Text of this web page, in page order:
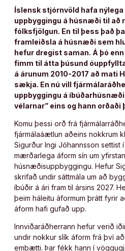
Íslensk stjórnvöld hafa
uppbyggingu á húsnæði til að
fólksfjölgun. En til þess það
framleiðsla á húsnæði sem
hefur dregist saman. Á þó
fimm til átta þúsund
á árunum 2010-2017 að mati
sækja. En nú vill
uppbyggingu á
vélarnar” eins og hann orðaði
Komu þessi orð frá
fjármálaáætlun aðeins nokkrum
Sigurður Ingi Jóhannsson settist
mærðarlega áform sín um
húsnæðisuppbyggingu. Hefur
skrifað undir sáttmála um að
íbúðir á ári fram til ársins 2027.
þeim háleitu áformum þrátt fyrir
áform hafi gufað upp.
Innviðaráðherrann hefur verið
undir nokkur slík áform frá því
embætti. Þar fékk hann í